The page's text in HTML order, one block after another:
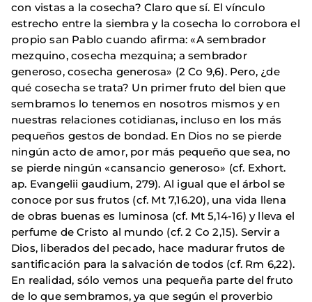
con vistas a la cosecha? Claro que sí. El vínculo
estrecho entre la siembra y la cosecha lo corrobora el
propio san Pablo cuando afirma: «A sembrador
mezquino, cosecha mezquina; a sembrador
generoso, cosecha generosa» (2 Co 9,6). Pero, ¿de
qué cosecha se trata? Un primer fruto del bien que
sembramos lo tenemos en nosotros mismos y en
nuestras relaciones cotidianas, incluso en los más
pequeños gestos de bondad. En Dios no se pierde
ningún acto de amor, por más pequeño que sea, no
se pierde ningún «cansancio generoso» (cf. Exhort.
ap. Evangelii gaudium, 279). Al igual que el árbol se
conoce por sus frutos (cf. Mt 7,16.20), una vida llena
de obras buenas es luminosa (cf. Mt 5,14-16) y lleva el
perfume de Cristo al mundo (cf. 2 Co 2,15). Servir a
Dios, liberados del pecado, hace madurar frutos de
santificación para la salvación de todos (cf. Rm 6,22).
En realidad, sólo vemos una pequeña parte del fruto
de lo que sembramos, ya que según el proverbio